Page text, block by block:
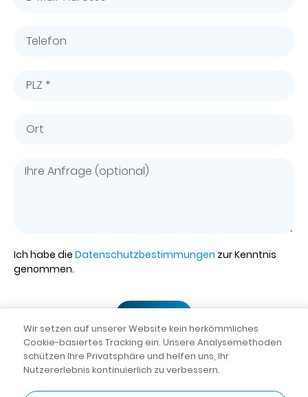
Ich habe die Datenschutzbestimmungen zur Kenntnis
genommen.
© dental 2000
AGB
Datenschutz
Rundum-sorglos-
Wir setzen auf unserer Website kein herkömmliches
Cookie-basiertes Tracking ein. Unsere Analysemethoden
schützen Ihre Privatsphäre und helfen uns, Ihr
Nutzererlebnis kontinuierlich zu verbessern.